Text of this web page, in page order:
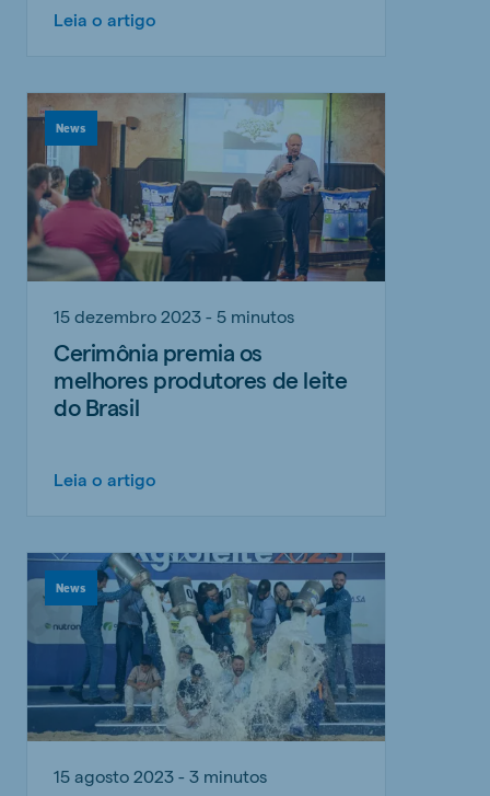
Leia o artigo
News
15 dezembro 2023 - 5 minutos
Cerimônia premia os
melhores produtores de leite
do Brasil
Leia o artigo
News
15 agosto 2023 - 3 minutos